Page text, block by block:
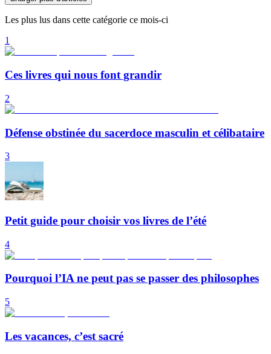
Les plus lus dans cette catégorie ce mois-ci
1
Ces livres qui nous font grandir
2
Défense obstinée du sacerdoce masculin et célibataire
3
Petit guide pour choisir vos livres de l’été
4
Pourquoi l’IA ne peut pas se passer des philosophes
5
Les vacances, c’est sacré